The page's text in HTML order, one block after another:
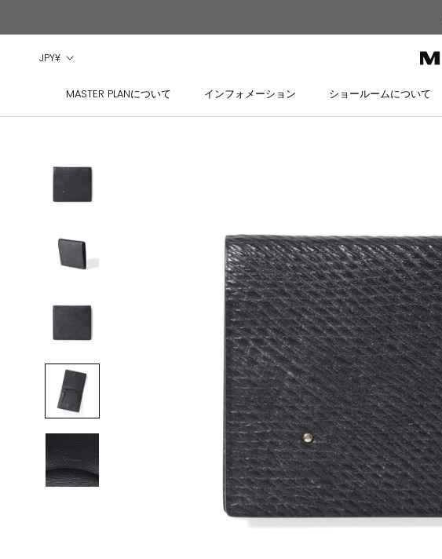
コ
MASTER PLANについて
MASTER PLANについて インフォメーション
インフォメーション ショールームについて
ショールームについて
通
JPY¥